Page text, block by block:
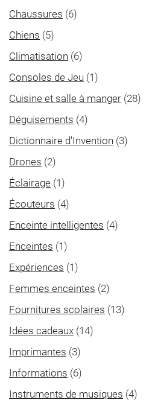
Chaussures (6)
Chiens (5)
Climatisation (6)
Consoles de Jeu (1)
Cuisine et salle à manger (28)
Déguisements (4)
Dictionnaire d'Invention (3)
Drones (2)
Éclairage (1)
Écouteurs (4)
Enceinte intelligentes (4)
Enceintes (1)
Expériences (1)
Femmes enceintes (2)
Fournitures scolaires (13)
Idées cadeaux (14)
Imprimantes (3)
Informations (6)
Instruments de musiques (4)